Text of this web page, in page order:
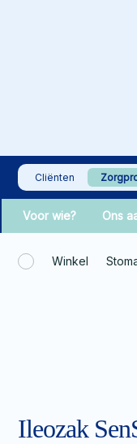
Cliënten
Voor wie? Ons
Winkel
Ileozak